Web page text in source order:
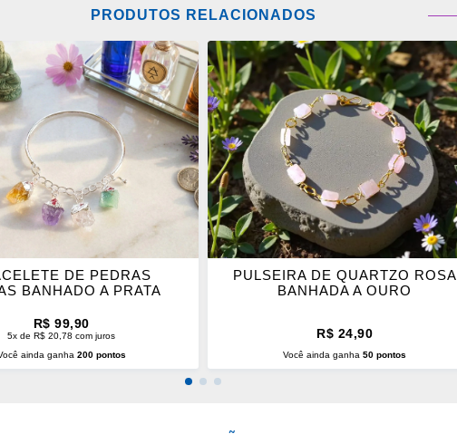
PRODUTOS RELACIONADOS
DE PEDRAS
BANHADO A PRATA
R$ 99,90
5x de R$ 20,78 com juros
ainda ganha 200 pontos
ADICIONAR
OS
FAVORITOS
PULSEIRA DE QUARTZO ROSA
BANHADA A OURO
R$ 24,90
Você ainda ganha50 pontos